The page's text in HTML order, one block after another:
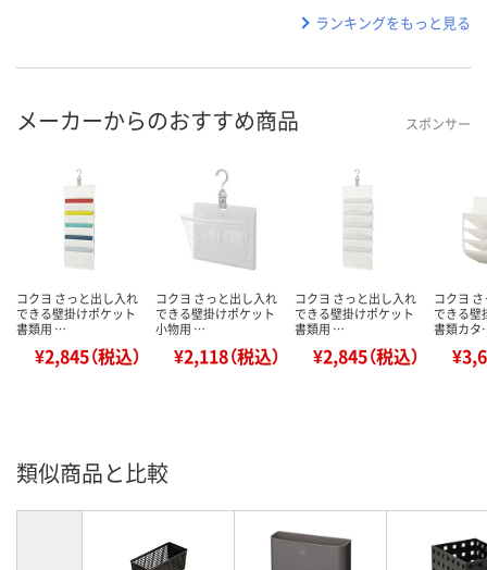
ランキングをもっと見る
メーカーからのおすすめ商品 スポンサー
コクヨ さっと出し入れ
できる壁掛けポケット
書類用 …
¥2,845（税込）
コクヨ さっと出し入れ
できる壁掛けポケット
小物用 …
¥2,118（税込）
コクヨ さっと出し入れ
できる壁掛けポケット
書類用 …
¥2,845（税込）
コクヨ
できる壁
書類カ
類似商品と比較